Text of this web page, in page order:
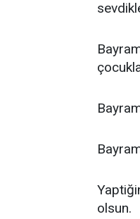
olsun.